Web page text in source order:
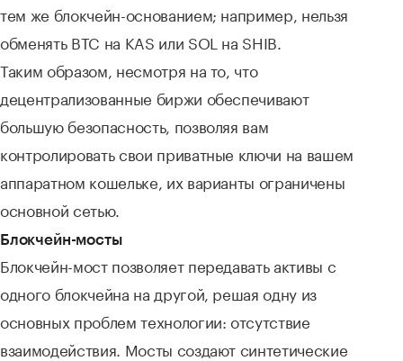
тем же блокчейн-основанием; например, нельзя
обменять BTC на KAS или SOL на SHIB.
Таким образом, несмотря на то, что
децентрализованные биржи обеспечивают
большую безопасность, позволяя вам
контролировать свои приватные ключи на вашем
аппаратном кошельке, их варианты ограничены
основной сетью.
Блокчейн-мосты
Блокчейн-мост позволяет передавать активы с
одного блокчейна на другой, решая одну из
основных проблем технологии: отсутствие
взаимодействия. Мосты создают синтетические